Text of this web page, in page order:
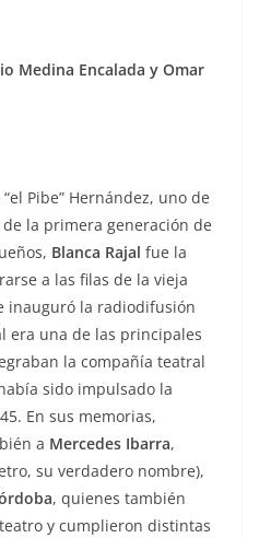
Medina Encalada y Omar
Pibe” Hernández, uno de
la primera generación de
Blanca Rajal fue la
a las filas de la vieja
inauguró la radiodifusión
era una de las principales
la compañía teatral
sido impulsado la
En sus memorias,
a Mercedes Ibarra,
su verdadero nombre),
, quienes también
y cumplieron distintas